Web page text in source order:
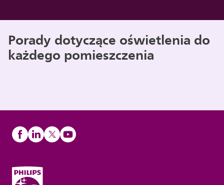
Porady dotyczące oświetlenia do
każdego pomieszczenia